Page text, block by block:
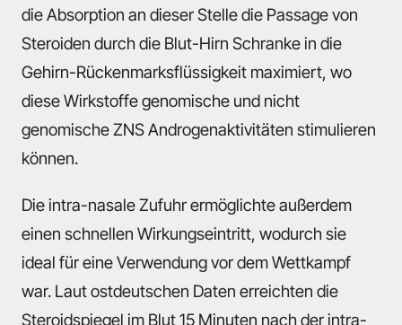
die Absorption an dieser Stelle die Passage von
Steroiden durch die Blut-Hirn Schranke in die
Gehirn-Rückenmarksflüssigkeit maximiert, wo
diese Wirkstoffe genomische und nicht
genomische ZNS Androgenaktivitäten stimulieren
können.
Die intra-nasale Zufuhr ermöglichte außerdem
einen schnellen Wirkungseintritt, wodurch sie
ideal für eine Verwendung vor dem Wettkampf
war. Laut ostdeutschen Daten erreichten die
Steroidspiegel im Blut 15 Minuten nach der intra-